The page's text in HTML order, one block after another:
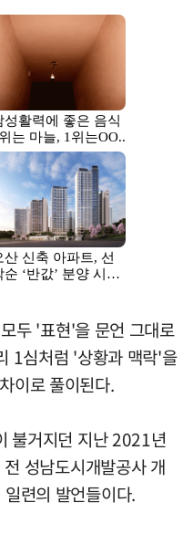
두 '표현'을 문언 그대로
1심처럼 '상황과 맥락'을
이로 풀이된다.
불거지던 지난 2021년
성남도시개발공사 개
련의 발언들이다.